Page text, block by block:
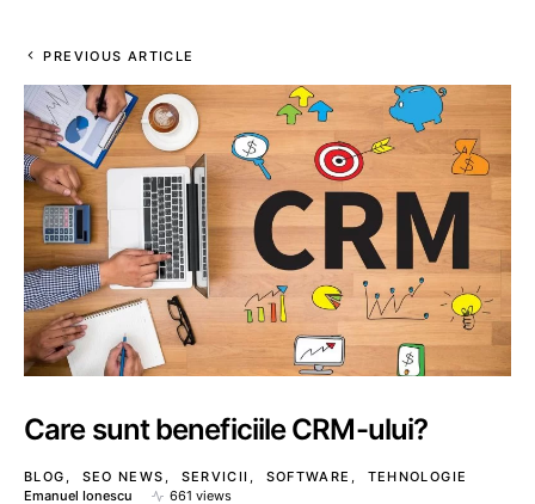
PREVIOUS ARTICLE
Care sunt beneficiile CRM-ului?
BLOG SEO NEWS SERVICII SOFTWARE
TEHNOLOGIE
Emanuel Ionescu
661 views